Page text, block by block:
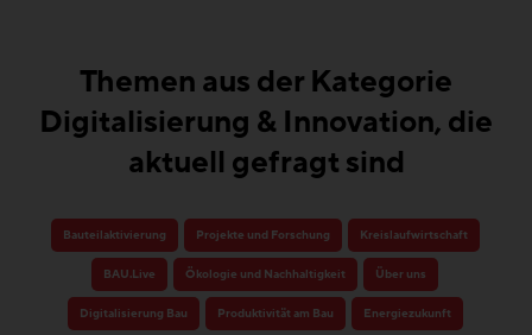
Themen aus der Kategorie
Digitalisierung & Innovation, die
aktuell gefragt sind
Bauteilaktivierung Projekte und Forschung Kreislaufwirtschaft
BAU.Live Ökologie und Nachhaltigkeit Über uns
Digitalisierung Bau Produktivität am Bau Energiezukunft